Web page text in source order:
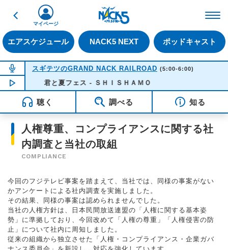
戻る
エアスケジュール NACK5 NEXT ポッドキャスト
マイページ
NOW ON AIR
スギテツのGRAND NACK RAILROAD (5:00-6:00)
NOW PLAYING05:05
君と夏フェス - ＳＨＩＳＨＡＭＯ
聴く 調べる 知る
人権尊重、コンプライアンスに関する社
内調査と当社の取組
COMPLIANCE
今回のフジテレビ事案を踏まえて、当社では、同様の事案がない
かアンケートによる社内調査を実施しました。
その結果、同様の事案は認められませんでした。
当社の人権方針は、日本民間放送連盟の「人権に関する基本姿
勢」に準拠しており、今回改めて「人権の尊重」「人権侵害の防
止」について社内に周知しました。
従来の組織から独立させた「人権・コンプライアンス・企業ガバ